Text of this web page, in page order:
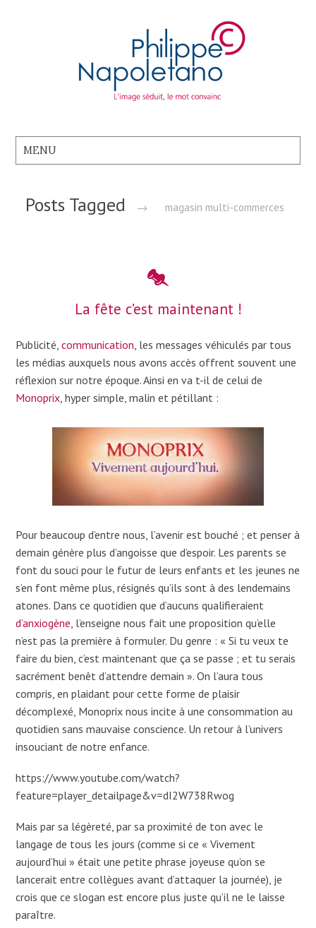
Posts Tagged → magasin multi-commerces
La fête c’est maintenant !
Publicité,communication, les messages véhiculés par tous
les médias auxquels nous avons accès offrent souvent une
réflexion sur notre époque. Ainsi en va t-il de celui de
Monoprix, hyper simple, malin et pétillant :
Pour beaucoup d’entre nous, l’avenir est bouché ; et penser à
demain génère plus d’angoisse que d’espoir. Les parents se
font du souci pour le futur de leurs enfants et les jeunes ne
s’en font même plus, résignés qu’ils sont à des lendemains
atones. Dans ce quotidien que d’aucuns qualifieraient
d’anxiogène , l’enseigne nous fait une proposition qu’elle
n’est pas la première à formuler. Du genre : « Si tu veux te
faire du bien, c’est maintenant que ça se passe ; et tu serais
sacrément benêt d’attendre demain ». On l’aura tous
compris, en plaidant pour cette forme de plaisir
décomplexé, Monoprix nous incite à une consommation au
quotidien sans mauvaise conscience. Un retour à l’univers
insouciant de notre enfance.
https://www.youtube.com/watch?
feature=player_detailpage&v=dI2W738Rwog
Mais par sa légèreté, par sa proximité de ton avec le
langage de tous les jours (comme si ce « Vivement
aujourd’hui » était une petite phrase joyeuse qu’on se
lancerait entre collègues avant d’attaquer la journée), je
crois que ce slogan est encore plus juste qu’il ne le laisse
paraître.